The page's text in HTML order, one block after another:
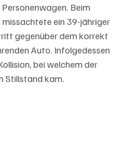
Beim
ein 39-jähriger
gegenüber dem korrekt
Auto. Infolgedessen
bei welchem der
Stillstand kam.